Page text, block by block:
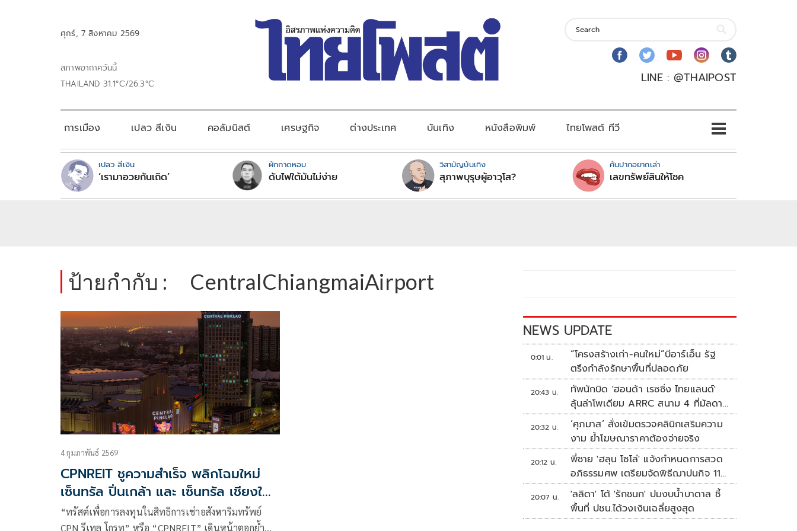
ศุกร์, 7 สิงหาคม 2569
สภาพอากาศวันนี้
THAILAND 31.1°C/26.3°C
LINE : @THAIPOST
การเมือง เปลว สีเงิน คอลัมนิสต์ เศรษฐกิจ ต่างประเทศ บันเทิง หนังสือพิมพ์ ไทยโพสต์ ทีวี
เปลว สีเงิน
‘เรามาอวยกันเถิด’
ผักกาดหอม
ดับไฟใต้มันไม่ง่าย
วิสามัญบันเทิง
สุภาพบุรุษผู้อาวุโส?
คันปากอยากเล่า
เลขทรัพย์สินให้โชค
ป้ายกำกับ : CentralChiangmaiAirport
4 กุมภาพันธ์ 2569
CPNREIT ชูความสำเร็จ พลิกโฉมใหม่
เซ็นทรัล ปิ่นเกล้า และ เซ็นทรัล เชียงใหม่
แอร์พอร์ต ดันทราฟฟิกพุ่ง หนุนผลงาน
กองทรัสต์โดดเด่น
“ทรัสต์เพื่อการลงทุนในสิทธิการเช่าอสังหาริมทรัพย์
CPN รีเทล โกรท” หรือ “CPNREIT” เดินหน้าตอกย้ำ
NEWS UPDATE
0:01 น.
“โครงสร้างเก่า-คนใหม่”บีอาร์เอ็น รัฐ
ตรึงกำลังรักษาพื้นที่ปลอดภัย
20:43 น.
ทัพนักบิด 'ฮอนด้า เรซซิ่ง ไทยแลนด์'
ลุ้นล่าโพเดียม ARRC สนาม 4 ที่มัลดาลิ
กา
20:32 น.
‘ศุภมาส’ สั่งเข้มตรวจคลินิกเสริมความ
งาม ย้ำโฆษณาราคาต้องจ่ายจริง
20:12 น.
พี่ชาย 'ฮลุน โซโล่' แจ้งกำหนดการสวด
อภิธรรมศพ เตรียมจัดพิธีฌาปนกิจ 11
ส.ค.
20:07 น.
'ลลิดา' โต้ 'รักชนก' ปมงบน้ำบาดาล ชี้
พื้นที่ ปชน.ได้วงเงินเฉลี่ยสูงสุด